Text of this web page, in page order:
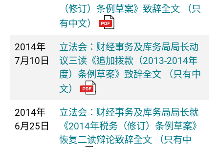
（修订）条例草案》致辞全文 （只
有中文）
2014年
7月10日
立法会：财经事务及库务局局长动
议三读《追加拨款（2013-2014年
度）条例草案》致辞全文 （只有中
文）
2014年
6月25日
立法会：财经事务及库务局局长就
《2014年税务（修订）条例草案》
恢复二读辩论致辞全文 （只有中